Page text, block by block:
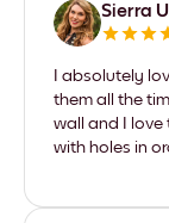
Sierra
I absolutely
them all the
wall and I
with holes in